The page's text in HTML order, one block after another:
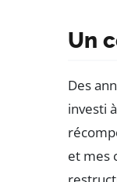
Un
Des
investi
et mes